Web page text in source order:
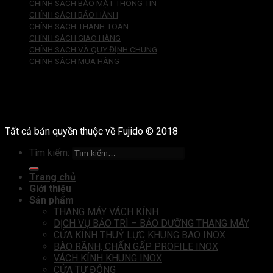
CHÍNH SÁCH BẢO MẬT THÔNG TIN
CHÍNH SÁCH BẢO HÀNH
CHÍNH SÁCH THANH TOÁN
CHÍNH SÁCH GIAO HÀNG
CHÍNH SÁCH VÀ QUY ĐỊNH CHUNG
CHÍNH SÁCH MUA HÀNG
Tất cả bản quyền thuộc về Fujido © 2018
Tìm kiếm:
Trang chủ
Giới thiệu
Sản phẩm
THANG MÁY VÁCH KÍNH
DỊCH VỤ BẢO TRÌ – BẢO DƯỠNG THANG MÁY
CỬA KÍNH THUỶ LỰC KHUNG BAO INOX
BÀO RÃNH, CHẤN GẤP PROFILE INOX
VÁCH KÍNH KHUNG INOX
CỬA TỰ ĐỘNG